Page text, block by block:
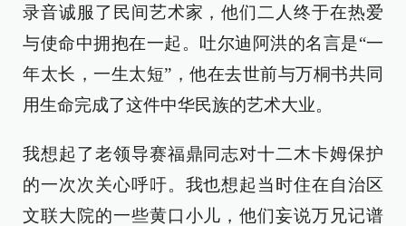
录音诚服了民间艺术家，他们二人终于在热爱
与使命中拥抱在一起。吐尔迪阿洪的名言是“一
年太长，一生太短”，他在去世前与万桐书共同
用生命完成了这件中华民族的艺术大业。
我想起了老领导赛福鼎同志对十二木卡姆保护
的一次次关心呼吁。我也想起当时住在自治区
文联大院的一些黄口小儿，他们妄说万兄记谱